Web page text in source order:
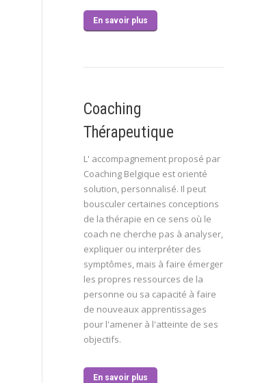
En savoir plus
Coaching
Thérapeutique
L' accompagnement proposé par
Coaching Belgique est orienté
solution, personnalisé. Il peut
bousculer certaines conceptions
de la thérapie en ce sens où le
coach ne cherche pas à analyser,
expliquer ou interpréter des
symptômes, mais à faire émerger
les propres ressources de la
personne ou sa capacité à faire
de nouveaux apprentissages
pour l'amener à l'atteinte de ses
objectifs.
En savoir plus